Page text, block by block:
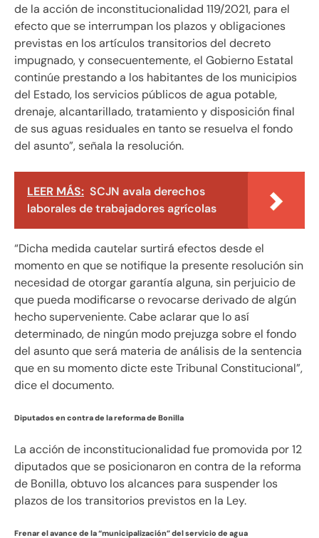
de la acción de inconstitucionalidad 119/2021, para el
efecto que se interrumpan los plazos y obligaciones
previstas en los artículos transitorios del decreto
impugnado, y consecuentemente, el Gobierno Estatal
continúe prestando a los habitantes de los municipios
del Estado, los servicios públicos de agua potable,
drenaje, alcantarillado, tratamiento y disposición final
de sus aguas residuales en tanto se resuelva el fondo
del asunto”, señala la resolución.
LEER MÁS: SCJN avala derechos
laborales de trabajadores agrícolas
“Dicha medida cautelar surtirá efectos desde el
momento en que se notifique la presente resolución sin
necesidad de otorgar garantía alguna, sin perjuicio de
que pueda modificarse o revocarse derivado de algún
hecho superveniente. Cabe aclarar que lo así
determinado, de ningún modo prejuzga sobre el fondo
del asunto que será materia de análisis de la sentencia
que en su momento dicte este Tribunal Constitucional”,
dice el documento.
Diputados en contra de la reforma de Bonilla
La acción de inconstitucionalidad fue promovida por 12
diputados que se posicionaron en contra de la reforma
de Bonilla, obtuvo los alcances para suspender los
plazos de los transitorios previstos en la Ley.
Frenar el avance de la “municipalización” del servicio de agua